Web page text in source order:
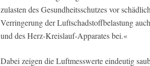
zulasten des Gesundheitsschutzes vor
Verringerung der Luftschadstoffbelastung
und des Herz-Kreislauf-Apparates bei.«
Dabei zeigen die Luftmesswerte eindeutig